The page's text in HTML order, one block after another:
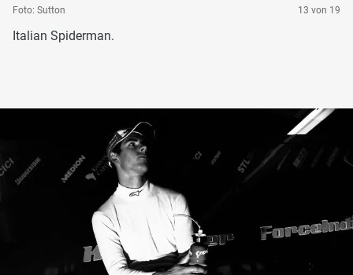
Foto: Sutton 13 von 19
Italian Spiderman.